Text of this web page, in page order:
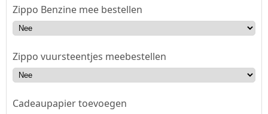
Zippo Benzine mee bestellen
Zippo vuursteentjes meebestellen
Cadeaupapier toevoegen